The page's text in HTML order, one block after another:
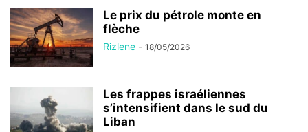
Le prix du pétrole monte en
flèche
Rizlene - 18/05/2026
Les frappes israéliennes
s’intensifient dans le sud du
Liban